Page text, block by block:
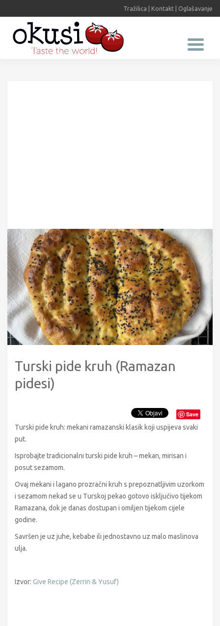
Tražilica Kontakt Oglašavanje
Turski pide kruh (Ramazan
pidesi)
Save
Turski pide kruh: mekani ramazanski klasik koji uspijeva svaki
put.
Isprobajte tradicionalni turski pide kruh – mekan, mirisan i
posut sezamom.
Ovaj mekani i lagano prozračni kruh s prepoznatljivim uzorkom
i sezamom nekad se u Turskoj pekao gotovo isključivo tijekom
Ramazana, dok je danas dostupan i omiljen tijekom cijele
godine.
Savršen je uz juhe, kebabe ili jednostavno uz malo maslinova
ulja.
Izvor: Give Recipe (Zerrin & Yusuf)